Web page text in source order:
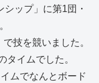
ップ」に第1団・
技を競いました。
タイムでした。
ムでなんとボード